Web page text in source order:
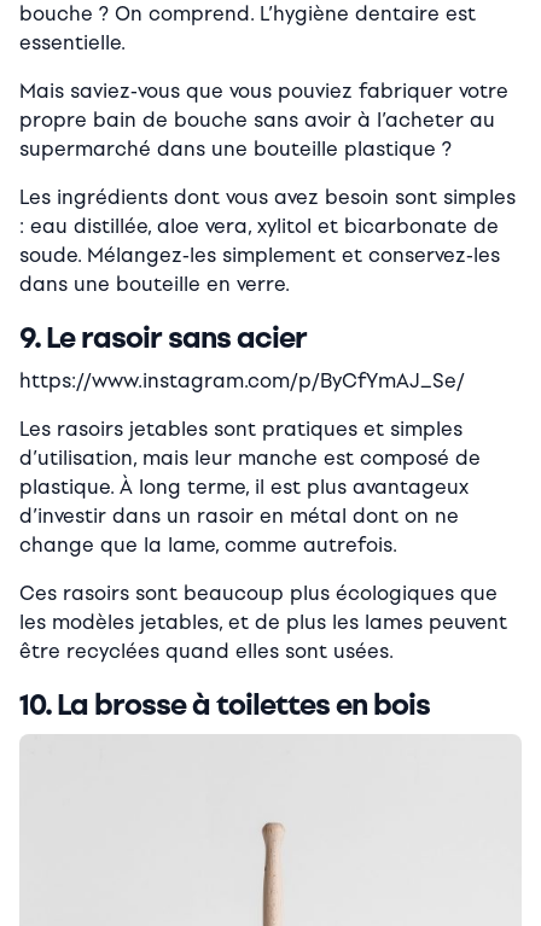
bouche ? On comprend. L’hygiène dentaire est
essentielle.
Mais saviez-vous que vous pouviez fabriquer votre
propre bain de bouche sans avoir à l’acheter au
supermarché dans une bouteille plastique ?
Les ingrédients dont vous avez besoin sont simples
: eau distillée, aloe vera, xylitol et bicarbonate de
soude. Mélangez-les simplement et conservez-les
dans une bouteille en verre.
9. Le rasoir sans acier
https://www.instagram.com/p/ByCfYmAJ_Se/
Les rasoirs jetables sont pratiques et simples
d’utilisation, mais leur manche est composé de
plastique. À long terme, il est plus avantageux
d’investir dans un rasoir en métal dont on ne
change que la lame, comme autrefois.
Ces rasoirs sont beaucoup plus écologiques que
les modèles jetables, et de plus les lames peuvent
être recyclées quand elles sont usées.
10. La brosse à toilettes en bois